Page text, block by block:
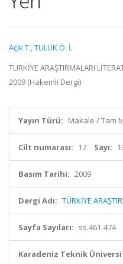
Açık T.,TULUK Ö. İ.
TÜRKİYE ARAŞTIRMALARI
2009 (Hakemli Dergi)
Yayın Türü: Makale / Tam
Cilt numarası: 17 Sayı:
Basım Tarihi: 2009
Dergi Adı: TÜRKİYE
Sayfa Sayıları: ss.461-474
Karadeniz Teknik